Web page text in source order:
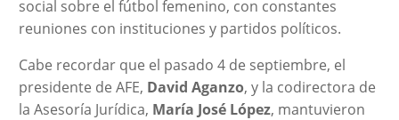
social sobre el fútbol femenino, con constantes
reuniones con instituciones y partidos políticos.
Cabe recordar que el pasado 4 de septiembre, el
presidente de AFE, David Aganzo, y la codirectora de
la Asesoría Jurídica, María José López, mantuvieron